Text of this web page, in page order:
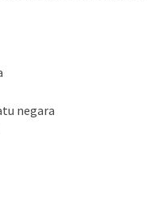
negara